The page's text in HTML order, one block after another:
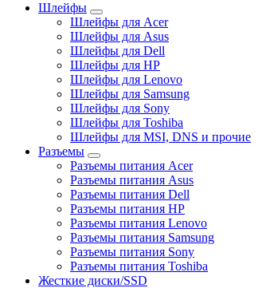
Шлейфы
Шлейфы для Acer
Шлейфы для Asus
Шлейфы для Dell
Шлейфы для HP
Шлейфы для Lenovo
Шлейфы для Samsung
Шлейфы для Sony
Шлейфы для Toshiba
Шлейфы для MSI, DNS и прочие
Разъемы
Разъемы питания Acer
Разъемы питания Asus
Разъемы питания Dell
Разъемы питания HP
Разъемы питания Lenovo
Разъемы питания Samsung
Разъемы питания Sony
Разъемы питания Toshiba
Жесткие диски/SSD